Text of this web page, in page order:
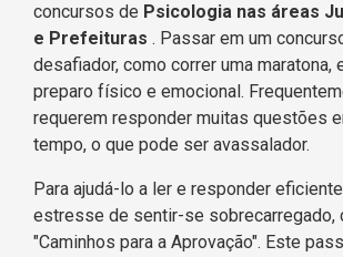
concursos de Psicologia nas áreas
e Prefeituras . Passar em um
desafiador, como correr uma maratona,
preparo físico e emocional.
requerem responder muitas questões
tempo, o que pode ser avassalador.
Para ajudá-lo a ler e responder
estresse de sentir-se sobrecarregado,
"Caminhos para a Aprovação". Este